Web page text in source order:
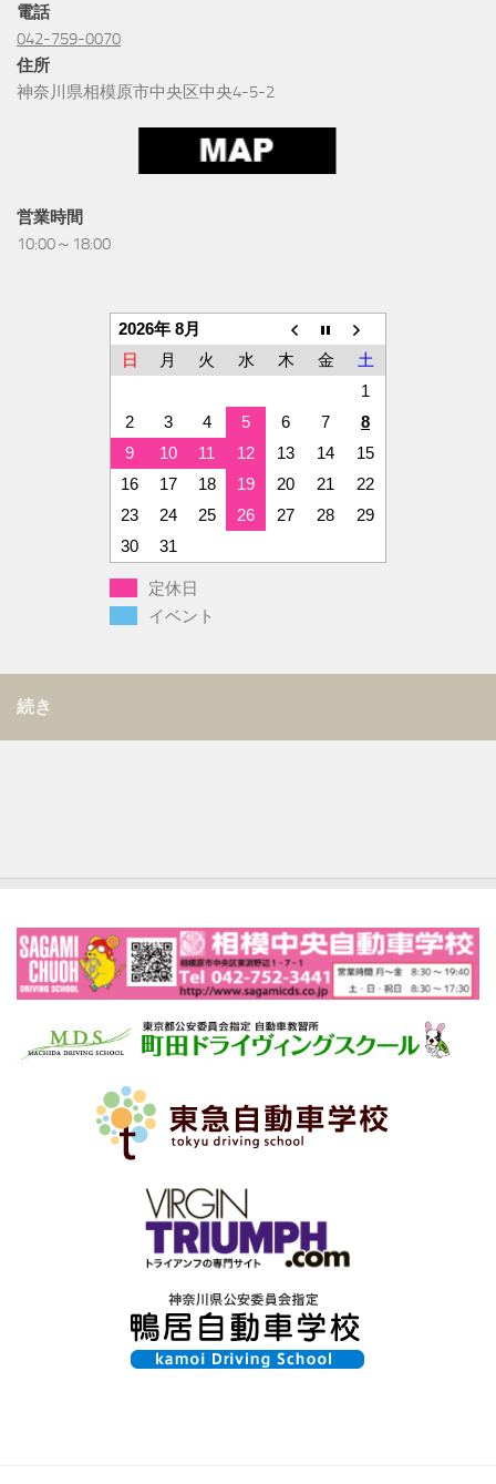
電話
042-759-0070
住所
神奈川県相模原市中央区中央4-5-2
営業時間
10:00～18:00
2026年 8月
日
月 火 水 木 金
土
1
2
3 4 5 6 7
8
9
10 11 12 13 14
15
16
17 18 19 20 21
22
23
24 25 26 27 28
29
30
31
定休日
イベント
続き